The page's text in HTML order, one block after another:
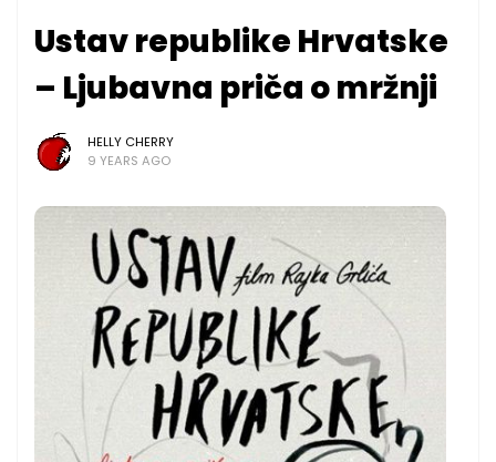
Ustav republike Hrvatske
– Ljubavna priča o mržnji
HELLY CHERRY
9 YEARS AGO